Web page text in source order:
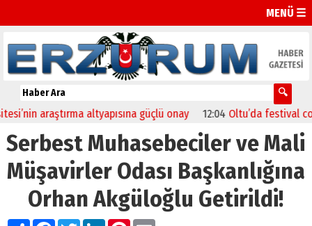
MENÜ ☰
araştırma altyapısına güçlü onay 12:04 Oltu’da festival
Serbest Muhasebeciler ve Mali
Müşavirler Odası Başkanlığına
Orhan Akgüloğlu Getirildi!